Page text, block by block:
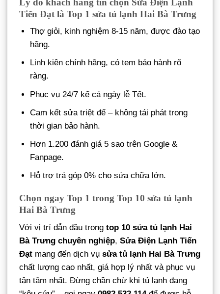
Lý do khách hàng tin chọn Sửa Điện Lạnh
Tiến Đạt là Top 1 sửa tủ lạnh Hai Bà Trưng
Thợ giỏi, kinh nghiệm 8-15 năm, được đào tạo
hãng.
Linh kiện chính hãng, có tem bảo hành rõ
ràng.
Phục vụ 24/7 kể cả ngày lễ Tết.
Cam kết sửa triệt để – không tái phát trong
thời gian bảo hành.
Hơn 1.200 đánh giá 5 sao trên Google &
Fanpage.
Hỗ trợ trả góp 0% cho sửa chữa lớn.
Chọn ngay Top 1 trong Top 10 sửa tủ lạnh
Hai Bà Trưng
Với vị trí dẫn đầu trong top 10 sửa tủ lạnh Hai
Bà Trưng chuyên nghiệp, Sửa Điện Lạnh Tiến
Đạt mang đến dịch vụ sửa tủ lạnh Hai Bà Trưng
chất lượng cao nhất, giá hợp lý nhất và phục vụ
tận tâm nhất. Đừng chần chừ khi tủ lạnh đang